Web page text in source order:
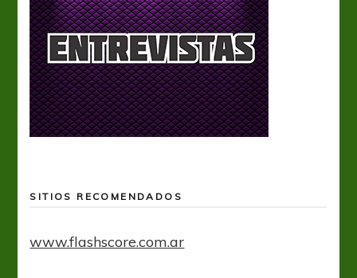
SITIOS RECOMENDADOS
www.flashscore.com.ar